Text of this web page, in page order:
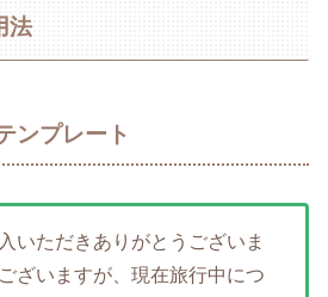
法
ンプレート
いただきありがとうございま
ざいますが、現在旅行中につ